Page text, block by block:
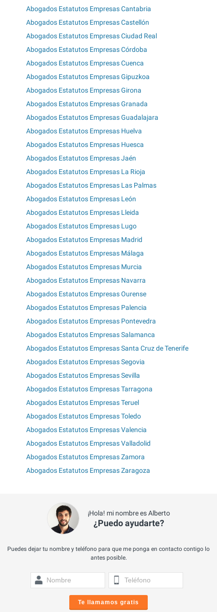
Abogados Estatutos Empresas Cantabria
Abogados Estatutos Empresas Castellón
Abogados Estatutos Empresas Ciudad Real
Abogados Estatutos Empresas Córdoba
Abogados Estatutos Empresas Cuenca
Abogados Estatutos Empresas Gipuzkoa
Abogados Estatutos Empresas Girona
Abogados Estatutos Empresas Granada
Abogados Estatutos Empresas Guadalajara
Abogados Estatutos Empresas Huelva
Abogados Estatutos Empresas Huesca
Abogados Estatutos Empresas Jaén
Abogados Estatutos Empresas La Rioja
Abogados Estatutos Empresas Las Palmas
Abogados Estatutos Empresas León
Abogados Estatutos Empresas Lleida
Abogados Estatutos Empresas Lugo
Abogados Estatutos Empresas Madrid
Abogados Estatutos Empresas Málaga
Abogados Estatutos Empresas Murcia
Abogados Estatutos Empresas Navarra
Abogados Estatutos Empresas Ourense
Abogados Estatutos Empresas Palencia
Abogados Estatutos Empresas Pontevedra
Abogados Estatutos Empresas Salamanca
Abogados Estatutos Empresas Santa Cruz de Tenerife
Abogados Estatutos Empresas Segovia
Abogados Estatutos Empresas Sevilla
Abogados Estatutos Empresas Tarragona
Abogados Estatutos Empresas Teruel
Abogados Estatutos Empresas Toledo
Abogados Estatutos Empresas Valencia
Abogados Estatutos Empresas Valladolid
Abogados Estatutos Empresas Zamora
Abogados Estatutos Empresas Zaragoza
¡Hola! mi nombre es Alberto
¿Puedo ayudarte?
Puedes dejar tu nombre y teléfono para que me ponga en contacto contigo lo
antes posible.
Te llamamos gratis